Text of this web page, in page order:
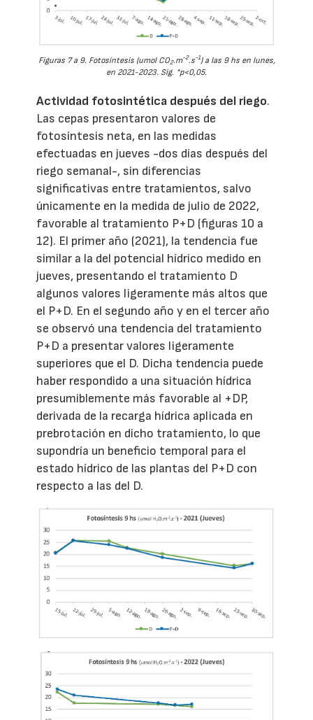
Figuras 7 a 9. Fotosíntesis (umol CO2.m-2.s-1) a las 9 hs en lunes,
en 2021-2023. Sig. *p<0,05.
Actividad fotosintética después del riego.
Las cepas presentaron valores de
fotosíntesis neta, en las medidas
efectuadas en jueves -dos días después del
riego semanal-, sin diferencias
significativas entre tratamientos, salvo
únicamente en la medida de julio de 2022,
favorable al tratamiento P+D (figuras 10 a
12). El primer año (2021), la tendencia fue
similar a la del potencial hídrico medido en
jueves, presentando el tratamiento D
algunos valores ligeramente más altos que
el P+D. En el segundo año y en el tercer año
se observó una tendencia del tratamiento
P+D a presentar valores ligeramente
superiores que el D. Dicha tendencia puede
haber respondido a una situación hídrica
presumiblemente más favorable al +DP,
derivada de la recarga hídrica aplicada en
prebrotación en dicho tratamiento, lo que
supondría un beneficio temporal para el
estado hídrico de las plantas del P+D con
respecto a las del D.